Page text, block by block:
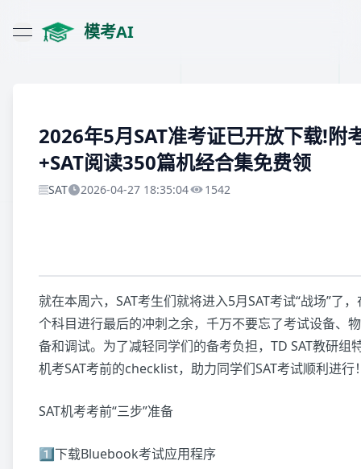
open navigation menu
模考AI
2026年5月SAT准考证已开放下载!附
+SAT阅读350篇机经合集免费领
SAT 2026-04-27 18:35:04 1542
就在本周六，SAT考生们就将进入5月SAT考试“战场”了
个科目进行最后的冲刺之余，千万不要忘了考试设备、
备和调试。为了减轻同学们的备考负担，TD SAT教研组
机考SAT考前的checklist，助力同学们SAT考试顺利进行
SAT机考考前“三步”准备
1️⃣下载Bluebook考试应用程序